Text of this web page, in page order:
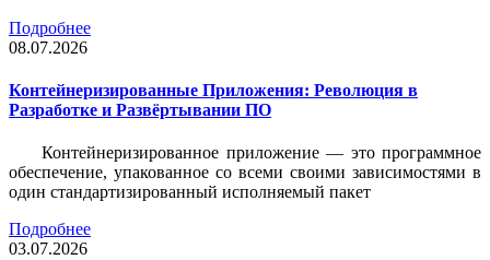
Подробнее
08.07.2026
Контейнеризированные Приложения: Революция в
Разработке и Развёртывании ПО
Контейнеризированное приложение — это программное
обеспечение, упакованное со всеми своими зависимостями в
один стандартизированный исполняемый пакет
Подробнее
03.07.2026